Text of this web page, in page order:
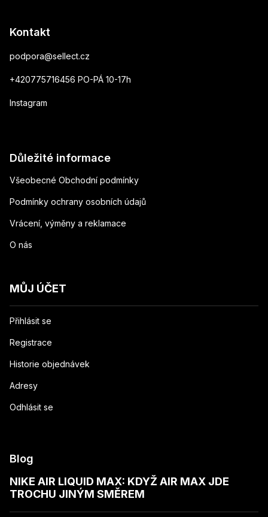
Kontakt
podpora@sellect.cz
+420775716456 PO-PÁ 10-17h
Instagram
Důležité informace
Všeobecné Obchodní podmínky
Podmínky ochrany osobních údajů
Vrácení, výměny a reklamace
O nás
MŮJ ÚČET
Přihlásit se
Registrace
Historie objednávek
Adresy
Odhlásit se
Blog
NIKE AIR LIQUID MAX: KDYŽ AIR MAX JDE
TROCHU JINÝM SMĚREM